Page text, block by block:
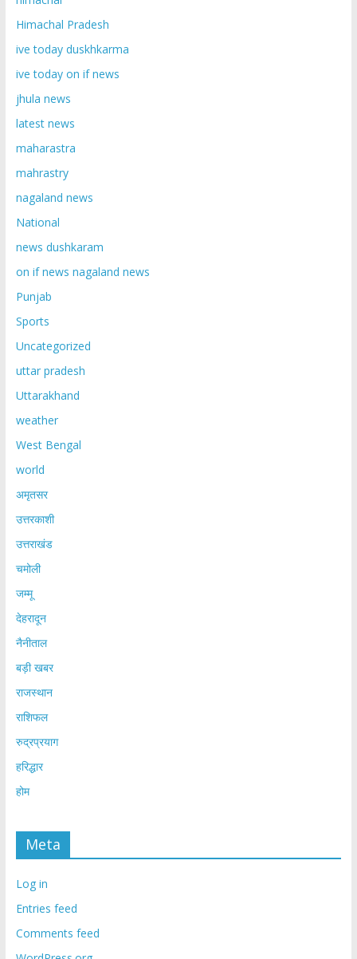
Himachal Pradesh
ive today duskhkarma
ive today on if news
jhula news
latest news
maharastra
mahrastry
nagaland news
National
news dushkaram
on if news nagaland news
Punjab
Sports
Uncategorized
uttar pradesh
Uttarakhand
weather
West Bengal
world
अमृतसर
उत्तरकाशी
उत्तराखंड
चमोली
जम्मू
देहरादून
नैनीताल
बड़ी खबर
राजस्थान
राशिफल
रुद्रप्रयाग
हरिद्धार
होम
Meta
Log in
Entries feed
Comments feed